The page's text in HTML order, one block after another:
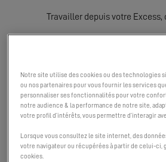
Travailler depuis votre Excess,
Notre site utilise des cookies ou des technologies
ou nos partenaires pour vous fournir les services
personnaliser ses fonctionnalités pour votre
notre audience & la performance de notre site,
votre profil d’intérêts, vous permettre d’interagir
Lorsque vous consultez le site internet, des
votre navigateur ou récupérées à partir de celui-ci,
cookies.